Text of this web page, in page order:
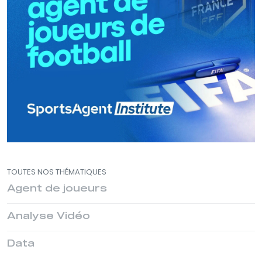
TOUTES NOS THÉMATIQUES
Agent de joueurs
Analyse Vidéo
Data